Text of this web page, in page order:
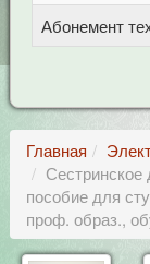
Абонемент
Главная
Сестринское
пособие для
проф. образ.,